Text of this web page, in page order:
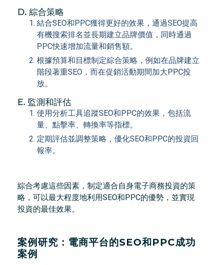
D. 綜合策略
結合SEO和PPC獲得更好的效果，通過SEO提高
有機搜索排名並長期建立品牌價值，同時通過
PPC快速增加流量和銷售額。
根據預算和目標制定綜合策略，例如在品牌建立
階段著重SEO，而在促銷活動期間加大PPC投
放。
E. 監測和評估
使用分析工具追蹤SEO和PPC的效果，包括流
量、點擊率、轉換率等指標。
定期評估並調整策略，優化SEO和PPC的投資回
報率。
綜合考慮這些因素，制定適合自身電子商務投資的策
略，可以最大程度地利用SEO和PPC的優勢，並實現
投資的最佳效果。
案例研究：電商平台的SEO和PPC成功
案例